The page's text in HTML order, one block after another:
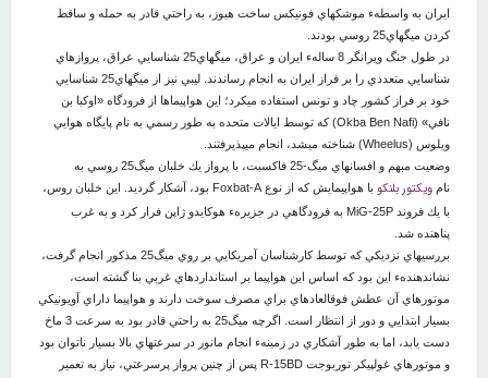
ايران به واسطهء موشكهاي فونيكس ساخت هيوز، به راحتي قادر به حمله و ساقط
كردن ميگهاي25 روسي بودند.
در طول جنگ ويرانگر 8 سالهء ايران و عراق، ميگهاي25 شناسايي عراق، پروازهاي
شناسايي متعددي را بر فراز ايران به انجام رساندند. ليبي نيز از ميگهاي25 شناسايي
خود بر فراز كشور چاد و تونس استفاده مي‏كرد؛ اين هواپيماها از فرودگاه «اوكبا بن
نافي» (Okba Ben Nafi) كه توسط ايالات متحده به طور رسمي به نام پايگاه هوايي
ويلوس (Wheelus) شناخته مي‎شد، انجام مي‎پذيرفتند.
وضعيت مبهم و افسانه‏اي ميگ-25 فاكس‏بت، با پرواز يك خلبان ميگ25 روسي به
نام ويكتور بلنكو
با هواپيمايش كه از نوع Foxbat-A بود، آشكار گرديد. اين خلبان روس،
با يك فروند MiG-25P به فرودگاهي در جزيرهء هوكايدو ژاپن فرار كرد و به غرب
پناهنده شد.
بررسي‏هاي نزديكي كه توسط كارشناسان آمريكايي بر روي ميگ25 مذكور انجام گرفت،
نشان‏دهندهء اين بود كه اساس اين هواپيما بر استانداردهاي غربي بنا گشته است،
موتورهاي آن عطش فوق‏العاده‏اي براي مصرف سوخت دارند و هواپيما داراي آويونيكي
بسيار ابتدايي و دور از انتظار است. اگرچه ميگ25 به راحتي قادر بود به سرعت 3 ماخ
دست يابد، اما به طور آشكاري در زمينهء انجام مانور در سرعتهاي بالا بسيار ناتوان بود
و موتورهاي غول‏پيكر توربوجت R-15BD پس از چنين پرواز پرسرعتي، نياز به تعمير